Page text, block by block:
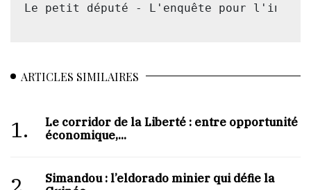
Le petit député - L'enquête pour
ARTICLES SIMILAIRES
1.
Le corridor de la Liberté : entre opportunité
économique,...
Simandou : l’eldorado minier qui défie la